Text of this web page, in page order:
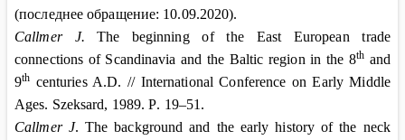
(последнее обращение: 10.09.2020).
Callmer J.
The beginning of the East European trade
connections of Scandinavia and the Baltic region in the 8th and
9th centuries A.D. // International Conference on Early Middle
Ages. Szeksard, 1989.Р. 19–51.
Callmer J. The background and the early history of the neck